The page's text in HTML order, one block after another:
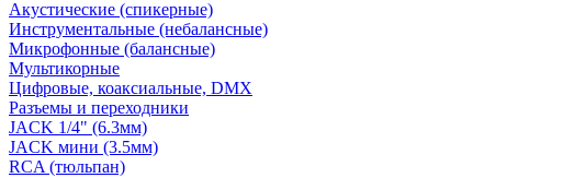
Акустические (спикерные)
Инструментальные (небалансные)
Микрофонные (балансные)
Мультикорные
Цифровые, коаксиальные, DMX
Разъемы и переходники
JACK 1/4" (6.3мм)
JACK мини (3.5мм)
RCA (тюльпан)